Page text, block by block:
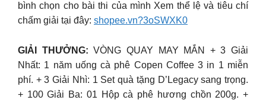
bình chọn cho bài thi của mình Xem thể lệ và tiêu chí
chấm giải tại đây: shopee.vn?3oSWXK0
GIẢI THƯỞNG: VÒNG QUAY MAY MẮN + 3 Giải
Nhất: 1 năm uống cà phê Copen Coffee 3 in 1 miễn
phí. + 3 Giải Nhì: 1 Set quà tặng D’Legacy sang trọng.
+ 100 Giải Ba: 01 Hộp cà phê hương chồn 200g. +